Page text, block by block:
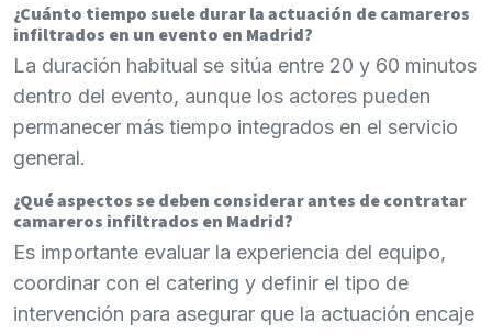
¿Cuánto tiempo suele durar la actuación de camareros
infiltrados en un evento en Madrid?
La duración habitual se sitúa entre 20 y 60 minutos
dentro del evento, aunque los actores pueden
permanecer más tiempo integrados en el servicio
general.
¿Qué aspectos se deben considerar antes de contratar
camareros infiltrados en Madrid?
Es importante evaluar la experiencia del equipo,
coordinar con el catering y definir el tipo de
intervención para asegurar que la actuación encaje